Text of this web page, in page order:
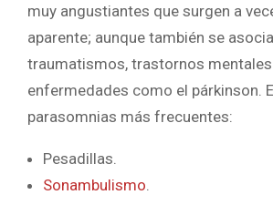
muy angustiantes que surgen a
aparente; aunque también se
traumatismos, trastornos
enfermedades como el párkinson.
parasomnias más frecuentes:
Pesadillas.
Sonambulismo